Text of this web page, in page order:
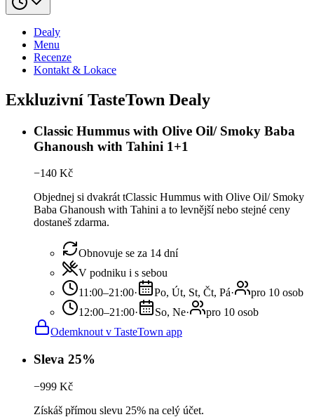
Dealy
Menu
Recenze
Kontakt & Lokace
Exkluzivní TasteTown Dealy
Classic Hummus with Olive Oil/ Smoky Baba
Ghanoush with Tahini 1+1
−140 Kč
Objednej si dvakrát tClassic Hummus with Olive Oil/ Smoky
Baba Ghanoush with Tahini a to levnější nebo stejné ceny
dostaneš zdarma.
Obnovuje se za 14 dní
V podniku i s sebou
11:00–21:00· Po, Út, St, Čt, Pá·
pro 10 osob
12:00–21:00· So, Ne·
pro 10 osob
Odemknout v TasteTown app
Sleva 25%
−999 Kč
Získáš přímou slevu 25% na celý účet.